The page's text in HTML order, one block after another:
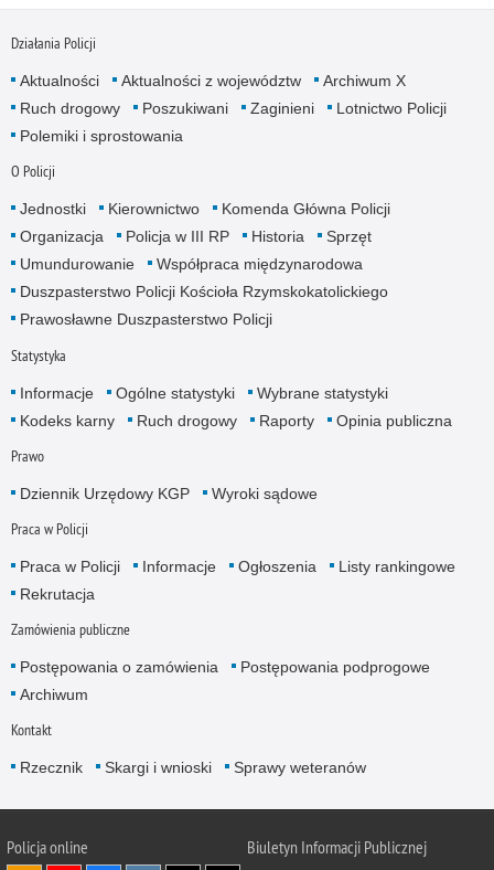
Działania Policji
Aktualności Aktualności z województw
Archiwum X
Ruch drogowy
Poszukiwani Zaginieni
Lotnictwo Policji
Polemiki i sprostowania
O Policji
Jednostki Kierownictwo
Komenda Główna Policji
Organizacja
Policja w III RP Historia
Sprzęt
Umundurowanie
Współpraca międzynarodowa
Duszpasterstwo Policji Kościoła Rzymskokatolickiego
Prawosławne Duszpasterstwo Policji
Statystyka
Informacje Ogólne statystyki
Wybrane statystyki
Kodeks karny
Ruch drogowy Raporty Opinia publiczna
Prawo
Dziennik Urzędowy KGP Wyroki sądowe
Praca w Policji
Praca w Policji Informacje Ogłoszenia
Listy rankingowe
Rekrutacja
Zamówienia publiczne
Postępowania o zamówienia
Postępowania podprogowe
Archiwum
Kontakt
Rzecznik Skargi i wnioski Sprawy weteranów
Policjaonline Biuletyn Informacji Publicznej